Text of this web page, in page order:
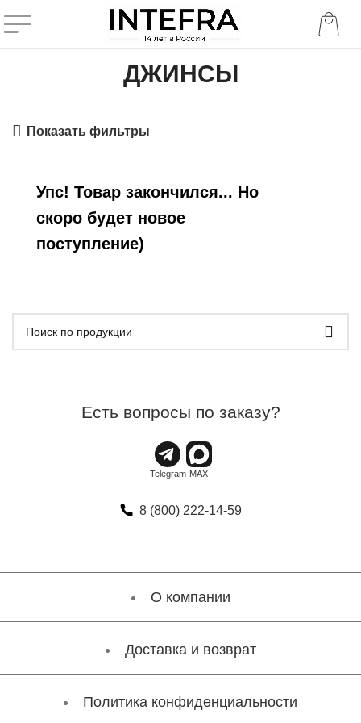
ДЖИНСЫ
Показать фильтры
Упс! Товар закончился... Но
скоро будет новое
поступление)
Есть вопросы по заказу?
8 (800) 222-14-59
О компании
Доставка и возврат
Политика конфиденциальности